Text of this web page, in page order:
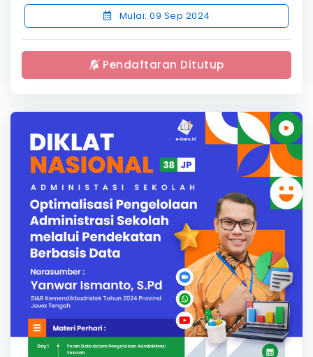
Mulai: 09 Sep 2024
Pendaftaran Ditutup